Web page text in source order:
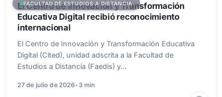
FACULTAD DE ESTUDIOS A DISTANCIA
El Centro de Innovación y Transformación
Educativa Digital recibió reconocimiento
internacional
El Centro de Innovación y Transformación Educativa
Digital (Cited), unidad adscrita a la Facultad de
Estudios a Distancia (Faedis) y…
27 de julio de 2026• 3 min